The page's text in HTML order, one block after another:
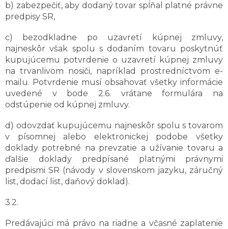
b) zabezpečiť, aby dodaný tovar spĺňal platné právne
predpisy SR,
c) bezodkladne po uzavretí kúpnej zmluvy,
najneskôr však spolu s dodaním tovaru poskytnúť
kupujúcemu potvrdenie o uzavretí kúpnej zmluvy
na trvanlivom nosiči, napríklad prostredníctvom e-
mailu. Potvrdenie musí obsahovať všetky informácie
uvedené v bode 2.6. vrátane formulára na
odstúpenie od kúpnej zmluvy.
d) odovzdať kupujúcemu najneskôr spolu s tovarom
v písomnej alebo elektronickej podobe všetky
doklady potrebné na prevzatie a užívanie tovaru a
ďalšie doklady predpísané platnými právnymi
predpismi SR (návody v slovenskom jazyku, záručný
list, dodací list, daňový doklad).
3.2.
Predávajúci má právo na riadne a včasné zaplatenie